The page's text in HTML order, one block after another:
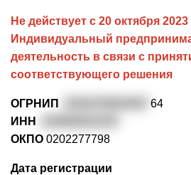
Не действует с 20 октября 2023
Индивидуальный
деятельность в связи с
соответствующего решения
ОГРНИП
64
ИНН
ОКПО 0202277798
Дата регистрации